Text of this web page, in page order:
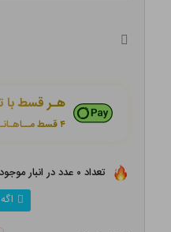
هـر قسط با
۴ قسط مــاهـانـه؛ بـدون سـود، چـک و ضـامـن
تعداد ۰ عدد در انبار موجود است